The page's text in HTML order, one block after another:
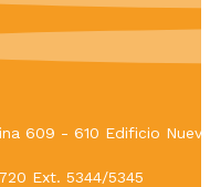
609 - 610 Edificio
Ext. 5344/5345